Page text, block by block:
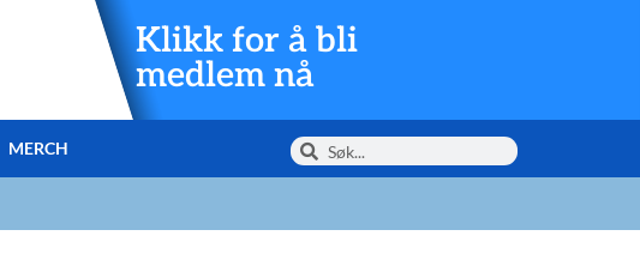
Klikk for å bli
medlem nå
MERCH